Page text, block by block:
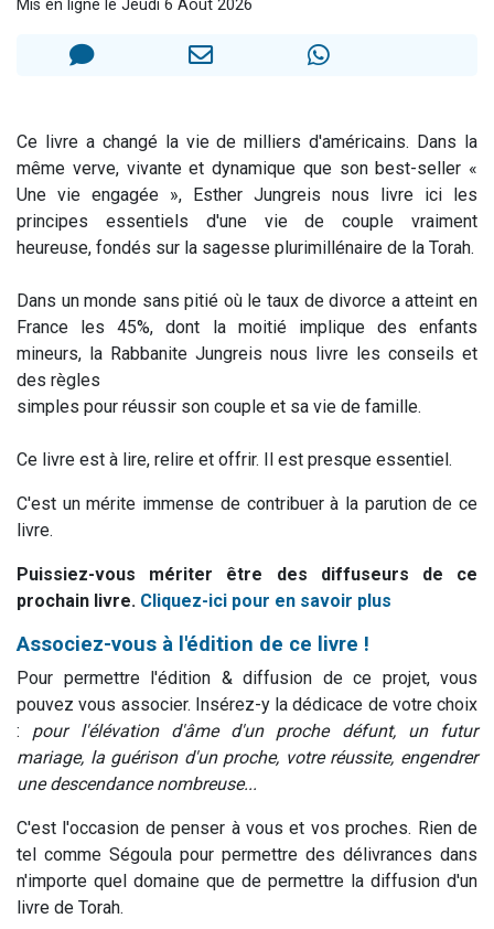
2 personnes viennent de nous rejoindre sur WhatsApp
Mis en ligne le Jeudi 6 Août 2026
Ce livre a changé la vie de milliers d'américains. Dans la
même verve, vivante et dynamique que son best-seller «
Une vie engagée », Esther Jungreis nous livre ici les
principes essentiels d'une vie de couple vraiment
heureuse, fondés sur la sagesse plurimillénaire de la Torah.
Dans un monde sans pitié où le taux de divorce a atteint en
France les 45%, dont la moitié implique des enfants
mineurs, la Rabbanite Jungreis nous livre les conseils et
des règles
simples pour réussir son couple et sa vie de famille.
Ce livre est à lire, relire et offrir. Il est presque essentiel.
C'est un mérite immense de contribuer à la parution de ce
livre.
Puissiez-vous mériter être des diffuseurs de ce
prochain livre. Cliquez-ici pour en savoir plus
Associez-vous à l'édition de ce livre !
Pour permettre l'édition & diffusion de ce projet, vous
pouvez vous associer. Insérez-y la dédicace de votre choix
: pour l'élévation d'âme d'un proche défunt, un futur
mariage, la guérison d'un proche, votre réussite, engendrer
une descendance nombreuse...
C'est l'occasion de penser à vous et vos proches. Rien de
tel comme Ségoula pour permettre des délivrances dans
n'importe quel domaine que de permettre la diffusion d'un
livre de Torah.